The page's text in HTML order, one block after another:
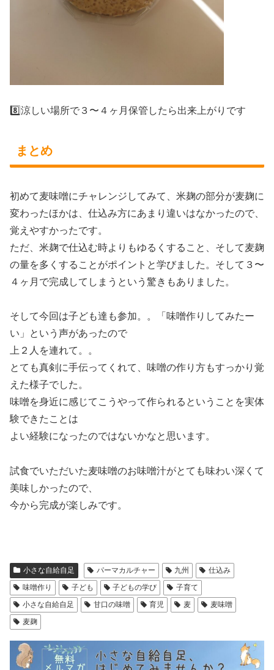
8️⃣涼しい場所で３〜４ヶ月保管したら出来上がりです
まとめ
初めて麦味噌にチャレンジしてみて、米麹の部分が麦麹に
変わったほかは、仕込み方にあまり違いはなかったので、
覚えやすかったです。
ただ、米麹で仕込む時よりもゆるくすること、そして麦麹
の量を多くすることがポイントと学びました。そして３〜
４ヶ月で完成してしまうという驚きもありました。
そして今回は子ども達も参加。。「味噌作りしてみたー
い」という声があったので
上２人を連れて。。
とても真剣に手伝ってくれて、味噌の作り方もすっかり覚
えた様子でした。
味噌を身近に感じてこうやって作られるということを実体
験できたことは
よい経験になったのではないかなと思います。
試食でいただいた麦味噌のお味噌汁がとても味わい深くて
美味しかったので、
今から完成が楽しみです。
小さな自給自足 パーマカルチャー 九州
仕込み
味噌作り
子ども 子どもの学び
子育て
小さな自給自足
甘口の味噌 育児 麦
麦味噌
麦麹